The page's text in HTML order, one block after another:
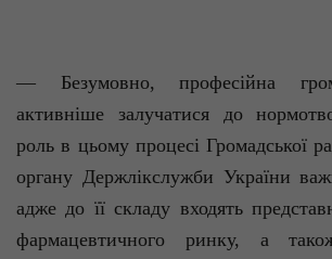
— Безумовно, професійна
активніше залучатися до
роль в цьому процесі Громадської
органу Держлікслужби України
адже до її складу входять
фармацевтичного ринку, а